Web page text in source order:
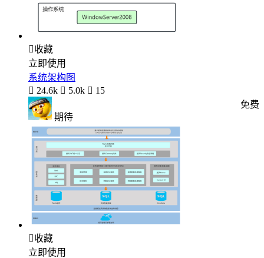
收藏
立即使用
系统架构图
 24.6k  5.0k  15
期待
免费
收藏
立即使用